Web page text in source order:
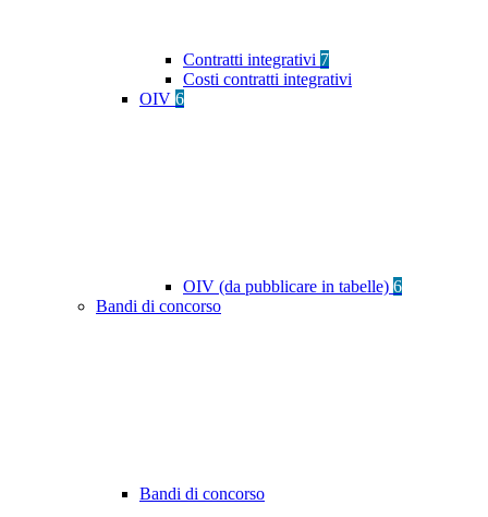
Contratti integrativi 7
Costi contratti integrativi
OIV 6
OIV (da pubblicare in tabelle) 6
Bandi di concorso
Bandi di concorso